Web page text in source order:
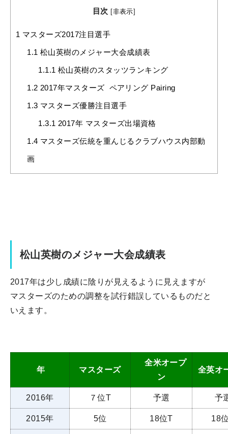
目次 [非表示]
1 マスターズ2017注目選手
1.1 松山英樹のメジャー大会成績表
1.1.1 松山英樹のスタッツランキング
1.2 2017年マスターズ ペアリング Pairing
1.3 マスターズ優勝注目選手
1.3.1 2017年 マスターズ出場資格
1.4 マスターズ伝統を重んじるクラブハウス内部動
画
松山英樹のメジャー大会成績表
2017年は少し成績に陰りが見えるように見えますが
マスターズのための調整を試行錯誤しているものだと
いえます。
年 マスターズ
全米オープ
ン
全英オ
2016年 ７位T 予選 予
2015年 5位 18位T 18